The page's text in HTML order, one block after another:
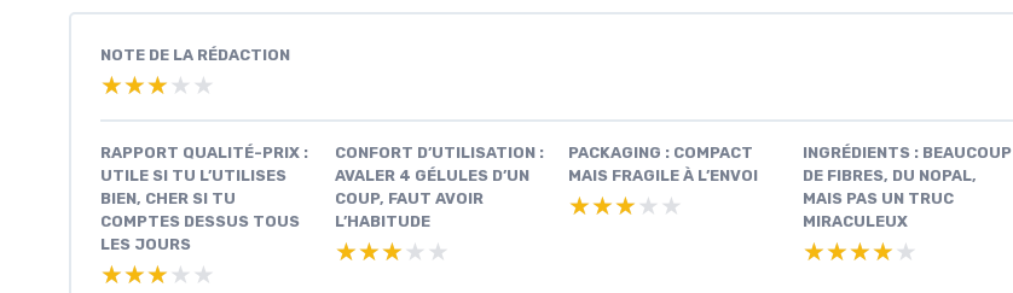
NOTE DE LA RÉDACTION
★★★★★
★★★★★
RAPPORT QUALITÉ-PRIX :
UTILE SI TU L’UTILISES
BIEN, CHER SI TU
COMPTES DESSUS TOUS
LES JOURS
★★★★★
★★★★★
CONFORT D’UTILISATION :
AVALER 4 GÉLULES D’UN
COUP, FAUT AVOIR
L’HABITUDE
★★★★★
★★★★★
PACKAGING : COMPACT
MAIS FRAGILE À L’ENVOI
★★★★★
★★★★★
INGRÉDIENTS : BEAUCOUP
DE FIBRES, DU NOPAL,
MAIS PAS UN TRUC
MIRACULEUX
★★★★★
★★★★★